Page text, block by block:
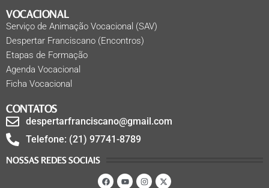
VOCACIONAL
Serviço de Animação Vocacional (SAV)
Despertar Franciscano (Encontros)
Etapas de Formação
Agenda Vocacional
Ficha Vocacional
CONTATOS
despertarfranciscano@gmail.com
Telefone: (21) 97741-8789
NOSSAS REDES SOCIAIS